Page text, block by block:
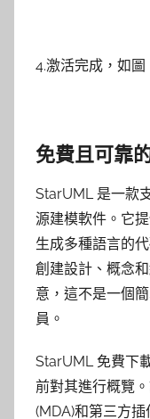
4.激活完成，如圖
免費且可靠
StarUML 是一款
源建模軟件。它
生成多種語言的
創建設計、概念
意，這不是一個
員。
StarUML 免費下
前對其進行概覽
(MDA)和第三方